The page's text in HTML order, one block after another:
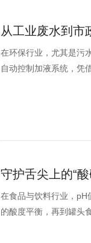
从工业废水到市
在环保行业，尤其是污
自动控制加液系统，凭
守护舌尖上的“
在食品与饮料行业，
的酸度平衡，再到罐头